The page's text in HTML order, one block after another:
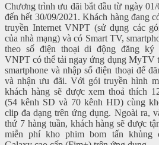
Chương trình ưu đãi bắt đầu từ ngày 01/
đến hết 30/09/2021. Khách hàng đang
truyền Internet VNPT (sử dụng các
của nhà mạng) và có Smart TV,
theo số điện thoại di động đăng ký
VNPT có thể tải ngay ứng dụng MyTV
smartphone và nhập số điện thoại để
và nhận ưu đãi. Với gói truyền hình
khách hàng sẽ được xem thoả thích
(54 kênh SD và 70 kênh HD) cùng
clip đa dạng trên ứng dụng. Ngoài ra,
thứ 7 hàng tuần, khách hàng sẽ được
miễn phí kho phim bom tấn khủng